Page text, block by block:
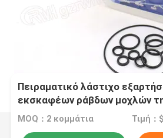
Πειραματικό λάστιχο
εκσκαφέων ράβδων μοχλών
μηχανικό
MOQ：2 κομμάτια